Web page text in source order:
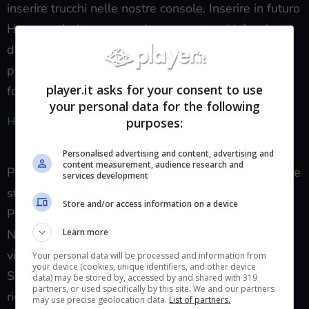
inserire trucchi nelle nostre console. Inserire in futuro
Hoopa nel gioco, senza ricorrere a trucchi, è volonta
degli sviluppatori in quanto questi ultimi hanno già
previsto un evento, in game, per attivare la sua
forma alternativa!
HOOPA FORMA ALTERNATIVA
Per sbloccare questa forma, che aumenta di molto le
statistiche di Hoopa, dovrete recarvi in un qualsiasi
POKE MARKET portando in squadra Hoopa.
Noterete un NUOVO COMMESSO che vi attende
vicino al bancone, parlate con lui per ascoltare una
STORIA SPAVENTOSA. Alla fine di questa storia
riceverete una STRANA BOTTIGLIA. Datela ad
player.it asks for your consent to use
your personal data for the following
purposes:
Personalised advertising and content, advertising and
content measurement, audience research and
services development
Store and/or access information on a device
Learn more
Your personal data will be processed and information from
your device (cookies, unique identifiers, and other device
data) may be stored by, accessed by and shared with 319
partners, or used specifically by this site. We and our partners
may use precise geolocation data. List of partners.